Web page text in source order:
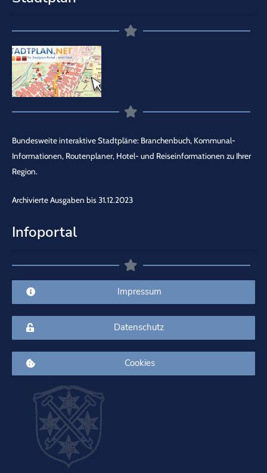
Bundesweite interaktive Stadtpläne: Branchenbuch, Kommunal-
Informationen, Routenplaner, Hotel- und Reiseinformationen zu Ihrer
Region.
Archivierte Ausgaben bis 31.12.2023
Infoportal
Impressum
Datenschutz
Cookies